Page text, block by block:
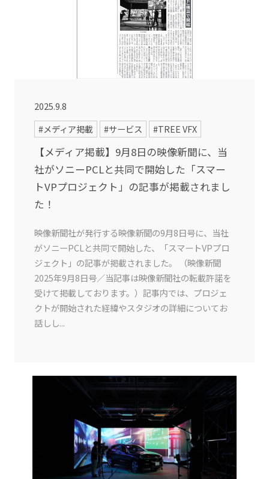
2025.9.8
#メディア掲載
#サービス #TREE VFX
【メディア掲載】9月8日の映像新聞に、当
社がソニーPCLと共同で開始した「スマー
トVPプロジェクト」の記事が掲載されまし
た！
映像新聞社が発行する映像新聞の9月8日号に、当社
がソニーPCLと共同で開始した、「スマートVPプロ
ジェクト」の記事が掲載されました。 （映像新聞
2025年9月8日号／当記事は映像新聞社の転載許諾を
受けて掲載しております。）記事内では、プロジェ
クトが開始された経緯やスタジオの詳細についてお
話しし...